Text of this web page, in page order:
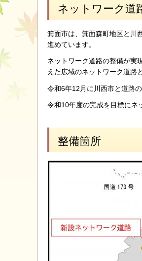
ネットワーク道
箕面市は、箕面森町地区と川
進めています。
ネットワーク道路の整備が実
えた広域のネットワーク道路
令和6年12月に川西市と道路
令和10年度の完成を目標にネ
整備箇所